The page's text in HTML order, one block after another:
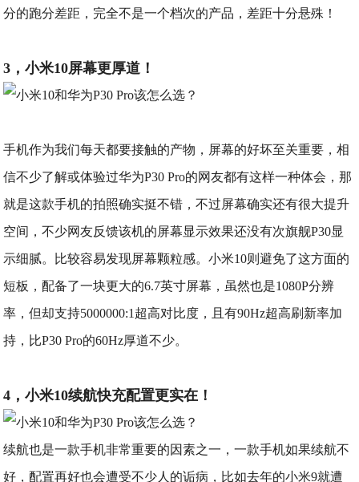
分的跑分差距，完全不是一个档次的产品，差距十分悬殊！
3，小米10屏幕更厚道！
手机作为我们每天都要接触的产物，屏幕的好坏至关重要，相
信不少了解或体验过华为P30 Pro的网友都有这样一种体会，那
就是这款手机的拍照确实挺不错，不过屏幕确实还有很大提升
空间，不少网友反馈该机的屏幕显示效果还没有次旗舰P30显
示细腻。比较容易发现屏幕颗粒感。小米10则避免了这方面的
短板，配备了一块更大的6.7英寸屏幕，虽然也是1080P分辨
率，但却支持5000000:1超高对比度，且有90Hz超高刷新率加
持，比P30 Pro的60Hz厚道不少。
4，小米10续航快充配置更实在！
续航也是一款手机非常重要的因素之一，一款手机如果续航不
好，配置再好也会遭受不少人的诟病，比如去年的小米9就遭